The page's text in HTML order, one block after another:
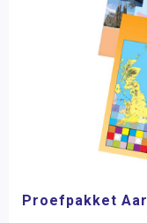
Proefpakket